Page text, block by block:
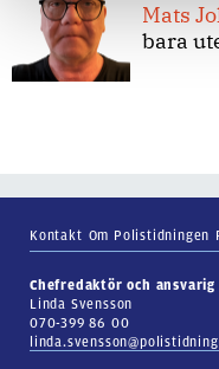
Mats
bara
Kontakt Om Polistidningen
Chefredaktör och
Linda Svensson
070-399 86 00